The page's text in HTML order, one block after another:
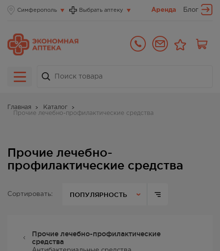
Симферополь Выбрать аптеку Аренда Блог
Главная
Каталог
Прочие лечебно-профилактические средства
Прочие лечебно-
профилактические средства
Сортировать: ПОПУЛЯРНОСТЬ
Прочие лечебно-профилактические
средства